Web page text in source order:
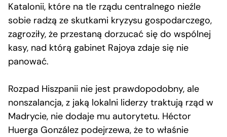
Katalonii, które na tle rządu centralnego nieźle
sobie radzą ze skutkami kryzysu gospodarczego,
zagroziły, że przestaną dorzucać się do wspólnej
kasy, nad którą gabinet Rajoya zdaje się nie
panować.
Rozpad Hiszpanii nie jest prawdopodobny, ale
nonszalancja, z jaką lokalni liderzy traktują rząd w
Madrycie, nie dodaje mu autorytetu. Héctor
Huerga González podejrzewa, że to właśnie